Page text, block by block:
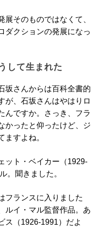
そのものではなくて、
ダクションの発展になっ
して生まれた
坂さんからは百科全書的
が、石坂さんはやはりロ
んですか。さっき、フラ
かったと仰ったけど、ジ
ますよね。
ット・ベイカー（1929-
。聞きました。
フランスに入りました
ルイ・マル監督作品。あ
ス（1926-1991）だよ